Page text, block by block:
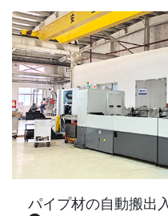
パイプ材の自動搬出